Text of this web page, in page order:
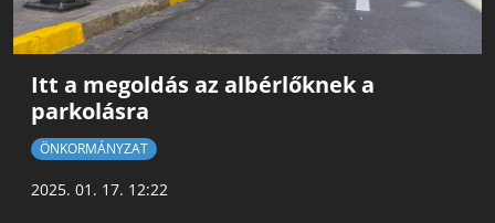
Itt a megoldás az albérlőknek a
parkolásra
ÖNKORMÁNYZAT
2025. 01. 17. 12:22